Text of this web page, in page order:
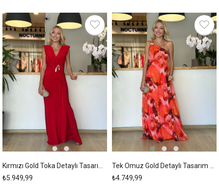
₺5.949,99
New
Item
₺4.749,99
New
Item